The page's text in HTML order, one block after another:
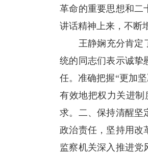
革命的重要思想和二
讲话精神上来，不断
王静娴充分肯定了
统的同志们表示诚挚
任。准确把握“更加
有效地把权力关进制
求。二、保持清醒坚
政治责任，坚持用改
监察机关深入推进党